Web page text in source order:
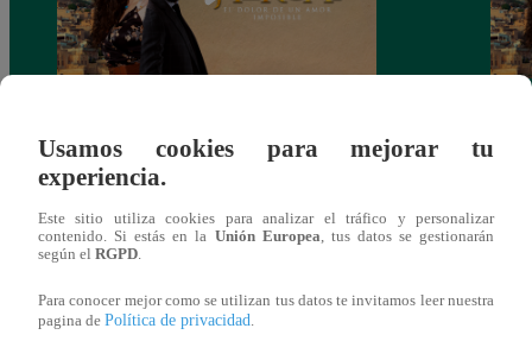
Online)
También te puede
Usamos cookies para mejorar tu
experiencia.
Este sitio utiliza cookies para analizar el tráfico y personalizar
contenido. Si estás en la Unión Europea , tus datos se gestionarán
según el RGPD
Para conocer mejor como se utilizan tus datos te invitamos leer nuestra
pagina de Política de privacidad